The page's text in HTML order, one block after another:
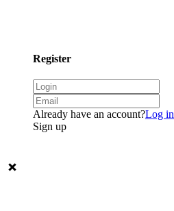
Register
Already have an account?Log in
Sign up